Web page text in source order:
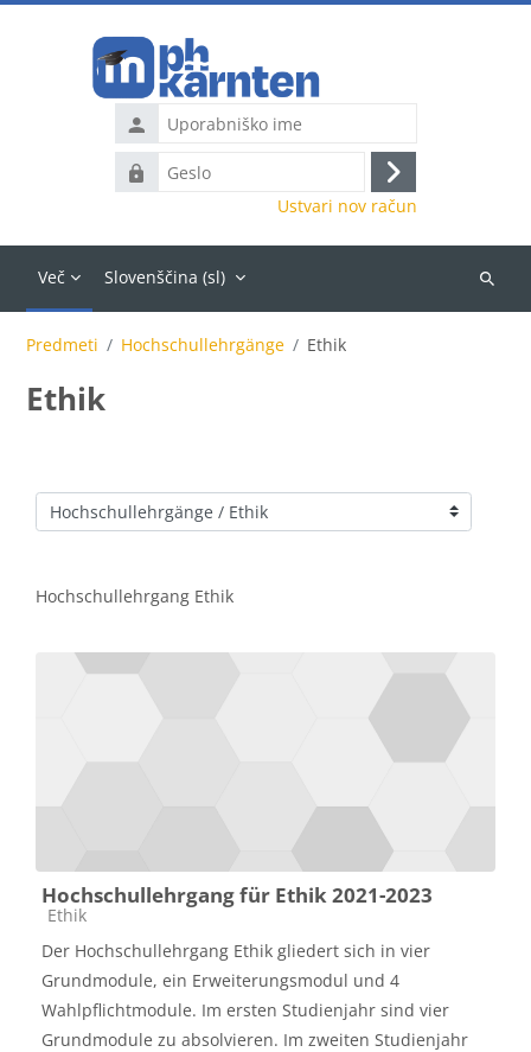
Uporabniško
ime
Geslo
Prijavite
se
Ustvari nov račun
Več Slovenščina ‎(sl)‎
Išči
Predmeti Hochschullehrgänge Ethik
Ethik
Kategorije predmetov
Hochschullehrgang Ethik
Hochschullehrgang für Ethik 2021-2023
Kategorija predmeta
Ethik
Der Hochschullehrgang Ethik gliedert sich in vier
Grundmodule, ein Erweiterungsmodul und 4
Wahlpflichtmodule. Im ersten Studienjahr sind vier
Grundmodule zu absolvieren. Im zweiten Studienjahr